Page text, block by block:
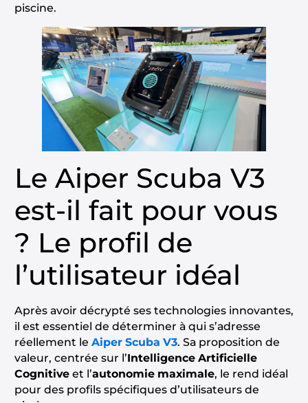
piscine.
Le Aiper Scuba V3
est-il fait pour vous
? Le profil de
l’utilisateur idéal
Après avoir décrypté ses technologies innovantes,
il est essentiel de déterminer à qui s’adresse
réellement le Aiper Scuba V3. Sa proposition de
valeur, centrée sur l’Intelligence Artificielle
Cognitiveet l’autonomie maximale, le rend idéal
pour des profils spécifiques d’utilisateurs de